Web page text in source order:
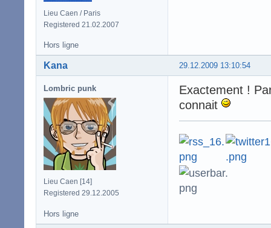
Lieu Caen / Paris
Registered 21.02.2007
Hors ligne
29.12.2009 13:10:54
Kana
Lombric punk
Lieu Caen [14]
Registered 29.12.2005
Exactement !
connait
Hors ligne